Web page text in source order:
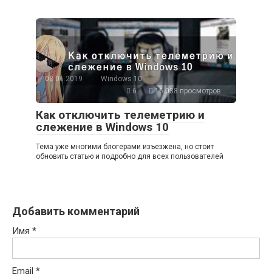
08.06.2019
Windows 10
6
16 038 просмотров
Как отключить телеметрию и
слежение в Windows 10
Тема уже многими блогерами изъезжена, но стоит
обновить статью и подробно для всех пользователей
Добавить комментарий
Имя *
Email *